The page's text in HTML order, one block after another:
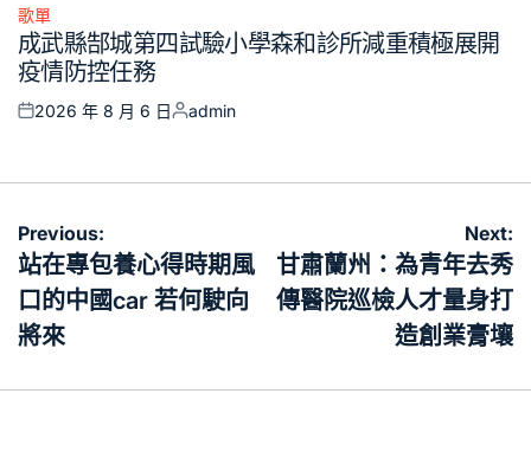
Posted
in
歌單
成武縣郜城第四試驗小學森和診所減重積極展開
疫情防控任務
Posted
2026 年 8 月 6 日
Posted
admin
文
章
導
覽
Previous:
站在專包養心得時期風
口的中國car 若何駛向
將來
Next:
甘肅蘭州：為青年去秀
傳醫院巡檢人才量身打
造創業膏壤